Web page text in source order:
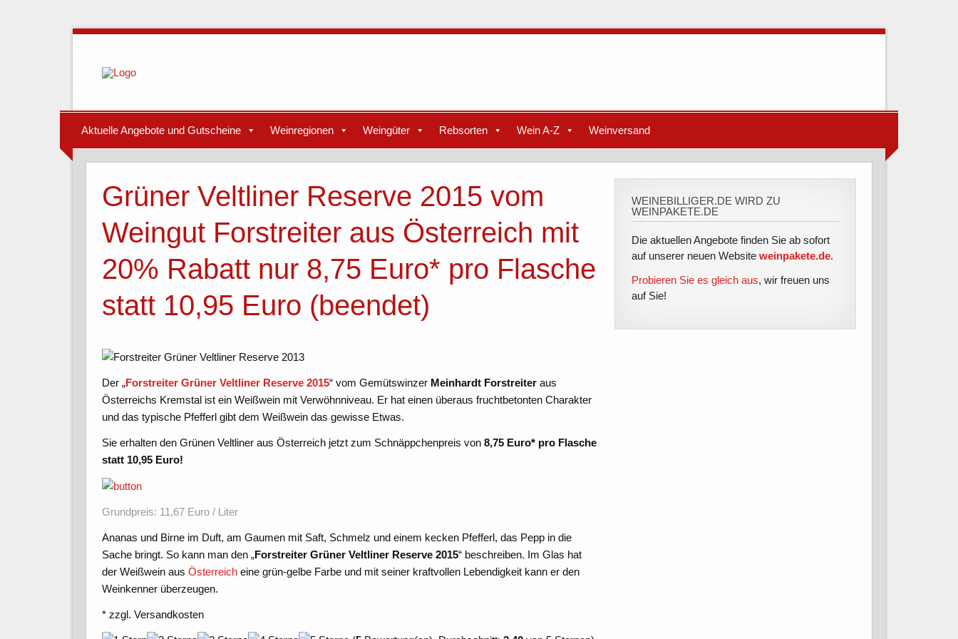
Aktuelle Angebote und Gutscheine Weinregionen Weingüter Rebsorten Wein A-Z Weinversand
Grüner Veltliner Reserve 2015 vom
Weingut Forstreiter aus Österreich mit
20% Rabatt nur 8,75 Euro* pro Flasche
statt 10,95 Euro (beendet)
Der „Forstreiter Grüner Veltliner Reserve 2015“ vom Gemütswinzer Meinhardt Forstreiter aus
Österreichs Kremstal ist ein Weißwein mit Verwöhnniveau. Er hat einen überaus fruchtbetonten Charakter
und das typische Pfefferl gibt dem Weißwein das gewisse Etwas.
Sie erhalten den Grünen Veltliner aus Österreich jetzt zum Schnäppchenpreis von8,75 Euro* pro Flasche
statt 10,95 Euro!
Grundpreis: 11,67 Euro / Liter
Ananas und Birne im Duft, am Gaumen mit Saft, Schmelz und einem kecken Pfefferl, das Pepp in die
Sache bringt. So kann man den „Forstreiter Grüner Veltliner Reserve 2015“ beschreiben. Im Glas hat
der Weißwein ausÖsterreich eine grün-gelbe Farbe und mit seiner kraftvollen Lebendigkeit kann er den
Weinkenner überzeugen.
* zzgl. Versandkosten
WEINEBILLIGER.DE WIRD ZU
WEINPAKETE.DE
Die aktuellen Angebote finden Sie ab sofort
auf unserer neuen Websiteweinpakete.de.
Probieren Sie es gleich aus, wir freuen uns
auf Sie!